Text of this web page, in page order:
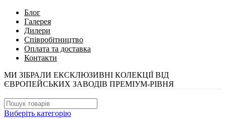
Блог
Галерея
Дилери
Співробітництво
Оплата та доставка
Контакти
МИ ЗІБРАЛИ ЕКСКЛЮЗИВНІ КОЛЕКЦІЇ ВІД
ЄВРОПЕЙСЬКИХ ЗАВОДІВ ПРЕМІУМ-РІВНЯ
Виберіть категорію